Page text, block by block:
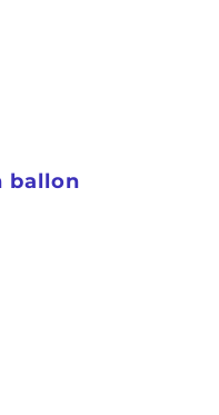
ballon